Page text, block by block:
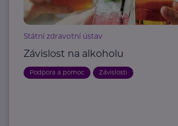
Státní zdravotní ústav
Závislost na alkoholu
Podpora a pomoc Závislosti